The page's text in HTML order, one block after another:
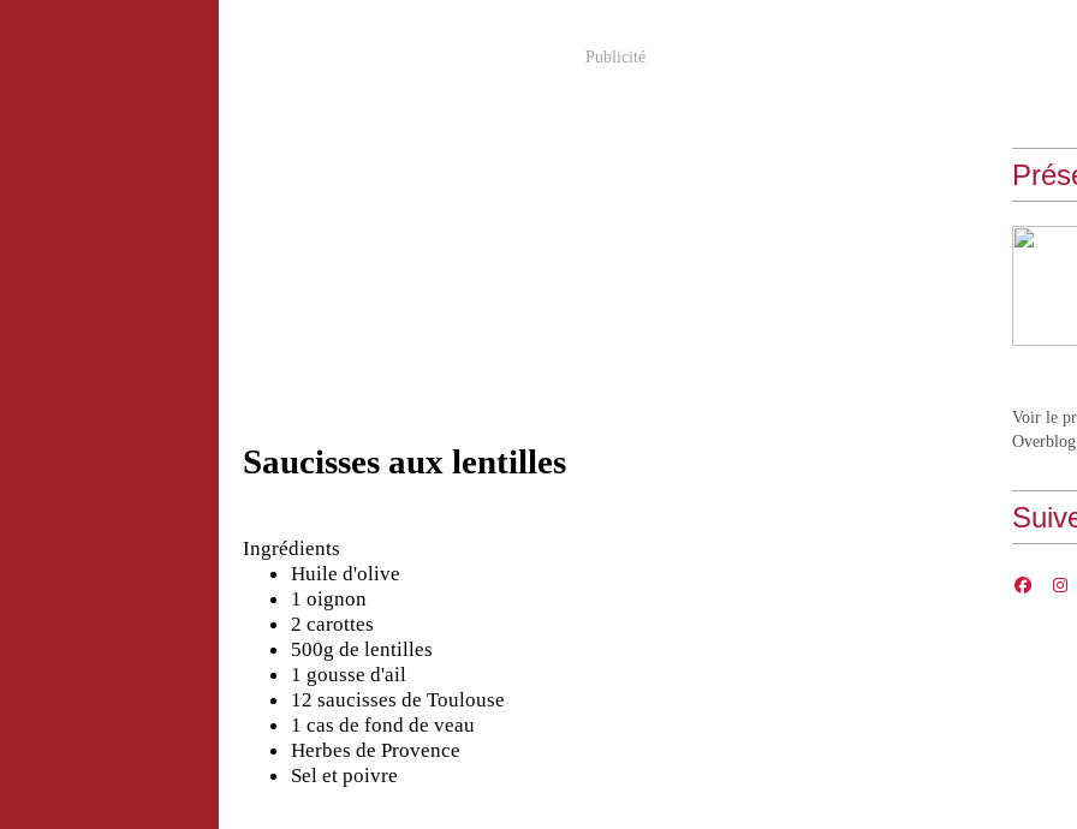
Publicité
Saucisses aux lentilles
Ingrédients
Huile d'olive
1 oignon
2 carottes
500g de lentilles
1 gousse d'ail
12 saucisses de Toulouse
1 cas de fond de veau
Herbes de Provence
Sel et poivre
Voir le
Overblog